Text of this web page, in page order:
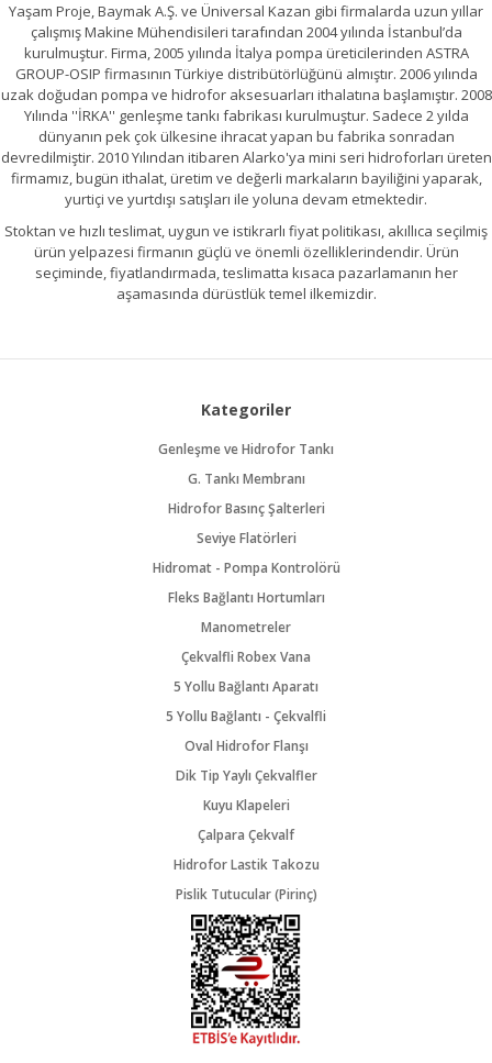
Yaşam Proje, Baymak A.Ş. ve Üniversal Kazan gibi firmalarda uzun yıllar
çalışmış Makine Mühendisileri tarafından 2004 yılında İstanbul’da
kurulmuştur. Firma, 2005 yılında İtalya pompa üreticilerinden ASTRA
GROUP-OSIP firmasının Türkiye distribütörlüğünü almıştır. 2006 yılında
uzak doğudan pompa ve hidrofor aksesuarları ithalatına başlamıştır. 2008
Yılında ''İRKA'' genleşme tankı fabrikası kurulmuştur. Sadece 2 yılda
dünyanın pek çok ülkesine ihracat yapan bu fabrika sonradan
devredilmiştir. 2010 Yılından itibaren Alarko'ya mini seri hidroforları üreten
firmamız, bugün ithalat, üretim ve değerli markaların bayiliğini yaparak,
yurtiçi ve yurtdışı satışları ile yoluna devam etmektedir.
Stoktan ve hızlı teslimat, uygun ve istikrarlı fiyat politikası, akıllıca seçilmiş
ürün yelpazesi firmanın güçlü ve önemli özelliklerindendir. Ürün
seçiminde, fiyatlandırmada, teslimatta kısaca pazarlamanın her
aşamasında dürüstlük temel ilkemizdir.
Kategoriler
Genleşme ve Hidrofor Tankı
G. Tankı Membranı
Hidrofor Basınç Şalterleri
Seviye Flatörleri
Hidromat - Pompa Kontrolörü
Fleks Bağlantı Hortumları
Manometreler
Çekvalfli Robex Vana
5 Yollu Bağlantı Aparatı
5 Yollu Bağlantı - Çekvalfli
Oval Hidrofor Flanşı
Dik Tip Yaylı Çekvalfler
Kuyu Klapeleri
Çalpara Çekvalf
Hidrofor Lastik Takozu
Pislik Tutucular (Pirinç)